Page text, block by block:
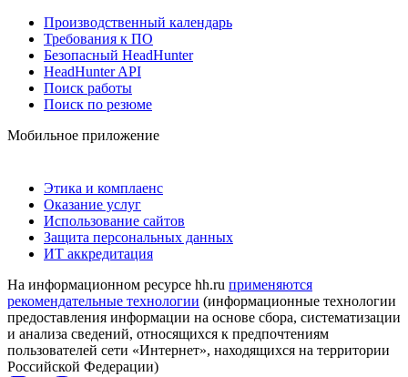
Производственный календарь
Требования к ПО
Безопасный HeadHunter
HeadHunter API
Поиск работы
Поиск по резюме
Мобильное приложение
Этика и комплаенс
Оказание услуг
Использование сайтов
Защита персональных данных
ИТ аккредитация
На информационном ресурсе hh.ru применяются
рекомендательные технологии (информационные технологии
предоставления информации на основе сбора, систематизации
и анализа сведений, относящихся к предпочтениям
пользователей сети «Интернет», находящихся на территории
Российской Федерации)